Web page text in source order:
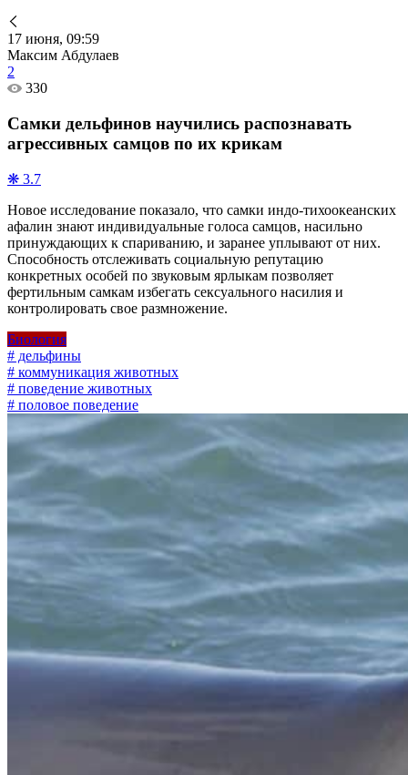
17 июня, 09:59
Максим Абдулаев
2
330
Самки дельфинов научились распознавать
агрессивных самцов по их крикам
❋ 3.7
Новое исследование показало, что самки индо-тихоокеанских
афалин знают индивидуальные голоса самцов, насильно
принуждающих к спариванию, и заранее уплывают от них.
Способность отслеживать социальную репутацию
конкретных особей по звуковым ярлыкам позволяет
фертильным самкам избегать сексуального насилия и
контролировать свое размножение.
Биология
# дельфины
# коммуникация животных
# поведение животных
# половое поведение